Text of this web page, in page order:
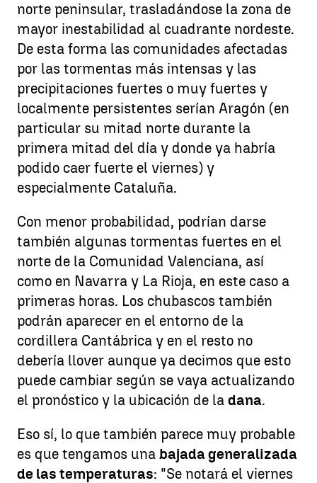
norte peninsular, trasladándose la zona de
mayor inestabilidad al cuadrante nordeste.
De esta forma las comunidades afectadas
por las tormentas más intensas y las
precipitaciones fuertes o muy fuertes y
localmente persistentes serían Aragón (en
particular su mitad norte durante la
primera mitad del día y donde ya habría
podido caer fuerte el viernes) y
especialmente Cataluña.
Con menor probabilidad, podrían darse
también algunas tormentas fuertes en el
norte de la Comunidad Valenciana, así
como en Navarra y La Rioja, en este caso a
primeras horas. Los chubascos también
podrán aparecer en el entorno de la
cordillera Cantábrica y en el resto no
debería llover aunque ya decimos que esto
puede cambiar según se vaya actualizando
el pronóstico y la ubicación de la dana.
Eso sí, lo que también parece muy probable
es que tengamos una bajada generalizada
de las temperaturas: "Se notará el viernes